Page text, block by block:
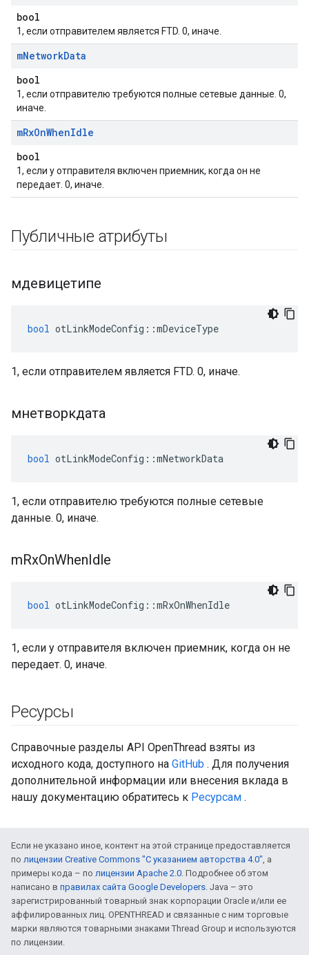
bool
1, если отправителем является FTD. 0, иначе.
mNetworkData
bool
1, если отправителю требуются полные сетевые данные. 0,
иначе.
mRxOnWhenIdle
bool
1, если у отправителя включен приемник, когда он не
передает. 0, иначе.
Публичные атрибуты
мдевицетипе
bool otLinkModeConfig ::mDeviceType
1, если отправителем является FTD. 0, иначе.
мнетворкдата
bool otLinkModeConfig ::mNetworkData
1, если отправителю требуются полные сетевые
данные. 0, иначе.
mRxOnWhenIdle
bool otLinkModeConfig ::mRxOnWhenIdle
1, если у отправителя включен приемник, когда он не
передает. 0, иначе.
Ресурсы
Справочные разделы API OpenThread взяты из
исходного кода, доступного на GitHub . Для получения
дополнительной информации или внесения вклада в
нашу документацию обратитесь к Ресурсам .
Если не указано иное, контент на этой странице предоставляется
по лицензии Creative Commons "С указанием авторства 4.0", а
примеры кода – по лицензии Apache 2.0. Подробнее об этом
написано в правилах сайта Google Developers. Java – это
зарегистрированный товарный знак корпорации Oracle и/или ее
аффилированных лиц. OPENTHREAD и связанные с ним торговые
марки являются товарными знаками Thread Group и используются
по лицензии.